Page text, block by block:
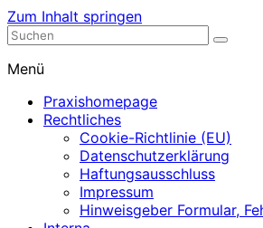
Zum Inhalt springen
Nephrologische Praxis mit Dialyse
Menü
Praxishomepage
Rechtliches
Cookie-Richtlinie (EU)
Datenschutzerklärung
Haftungsausschluss
Impressum
Hinweisgeber Formular,